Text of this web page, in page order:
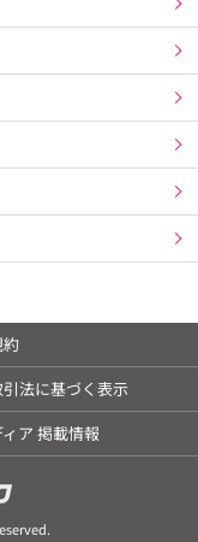
約
法に基づく表示
ア 掲載情報